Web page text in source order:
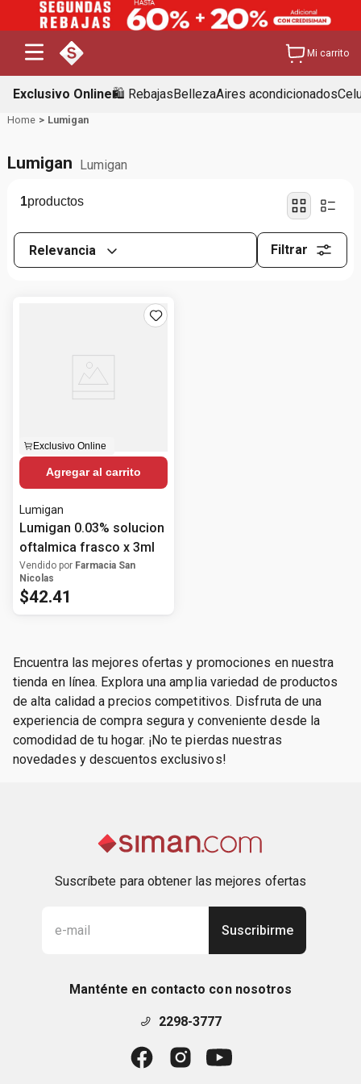
Mi carrito
Exclusivo Online🛍️ RebajasBellezaAires acondicionados
Lumigan
Lumigan Lumigan
1
Relevancia Filtrar
Exclusivo Online
Agregar al carrito
Lumigan
Lumigan 0.03% solucion
oftalmica frasco x 3ml
Vendido por Farmacia San
Nicolas
$42.41
Encuentra las mejores ofertas y promociones en nuestra
tienda en línea. Explora una amplia variedad de productos
de alta calidad a precios competitivos. Disfruta de una
experiencia de compra segura y conveniente desde la
comodidad de tu hogar. ¡No te pierdas nuestras
novedades y descuentos exclusivos!
Suscríbete para obtener las mejores ofertas
Suscribirme
Manténte en contacto con nosotros
2298-3777